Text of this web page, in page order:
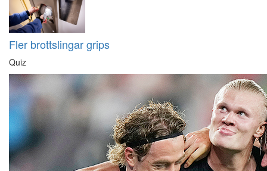
Fler brottslingar grips
Quiz